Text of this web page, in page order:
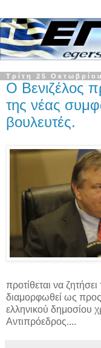
Τρίτη 25
Ο Βενιζέλος
της νέας
βουλευτές.
προτίθεται να
διαμορφωθεί ως
ελληνικού δημοσίου
Αντιπρόεδρος....